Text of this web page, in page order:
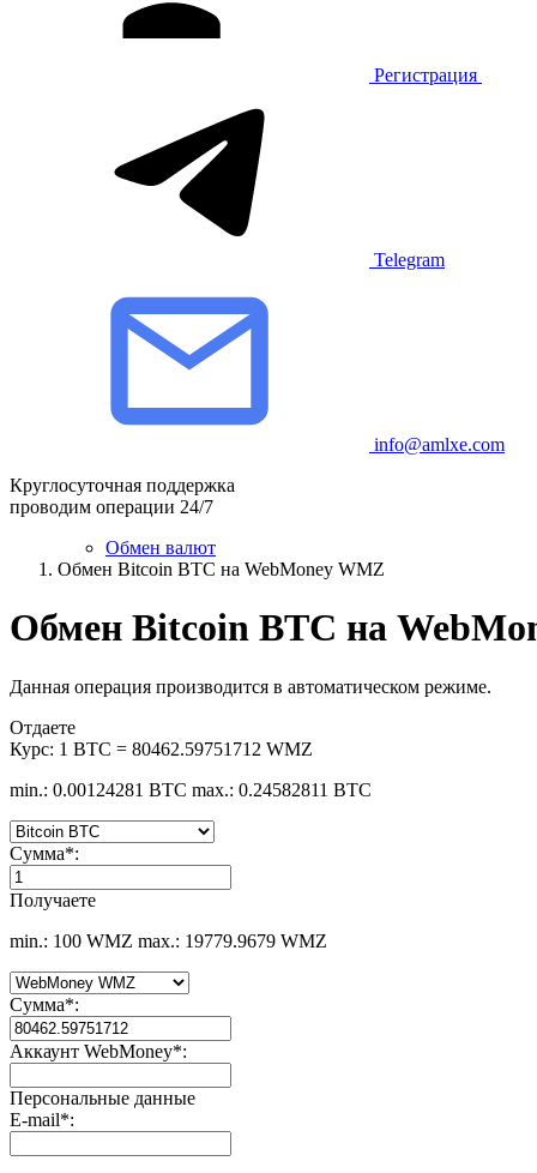
Регистрация
Telegram
info@amlxe.com
Круглосуточная поддержка
проводим операции 24/7
Обмен валют
Обмен Bitcoin BTC на WebMoney WMZ
Обмен Bitcoin BTC на
Данная операция производится в автоматическом режиме.
Отдаете
Курс: 1 BTC = 80462.59751712 WMZ
min.: 0.00124281 BTC max.: 0.24582811 BTC
Сумма*:
Получаете
min.: 100 WMZ max.: 19779.9679 WMZ
Сумма*:
Аккаунт WebMoney*:
Персональные данные
E-mail*: